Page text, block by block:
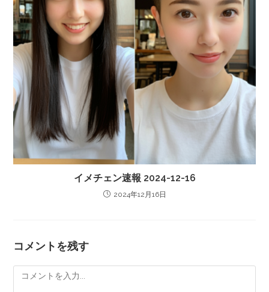
イメチェン速報 2024-12-16
2024年12月16日
コメントを残す